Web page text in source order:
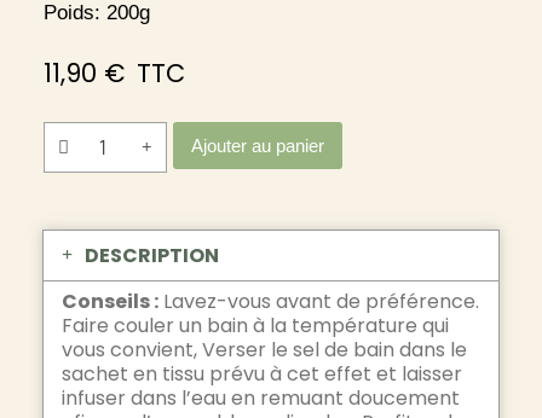
Poids: 200g
11,90 € TTC
Ajouter au panier
DESCRIPTION
Conseils : Lavez-vous avant de préférence.
Faire couler un bain à la température qui
vous convient, Verser le sel de bain dans le
sachet en tissu prévu à cet effet et laisser
infuser dans l’eau en remuant doucement